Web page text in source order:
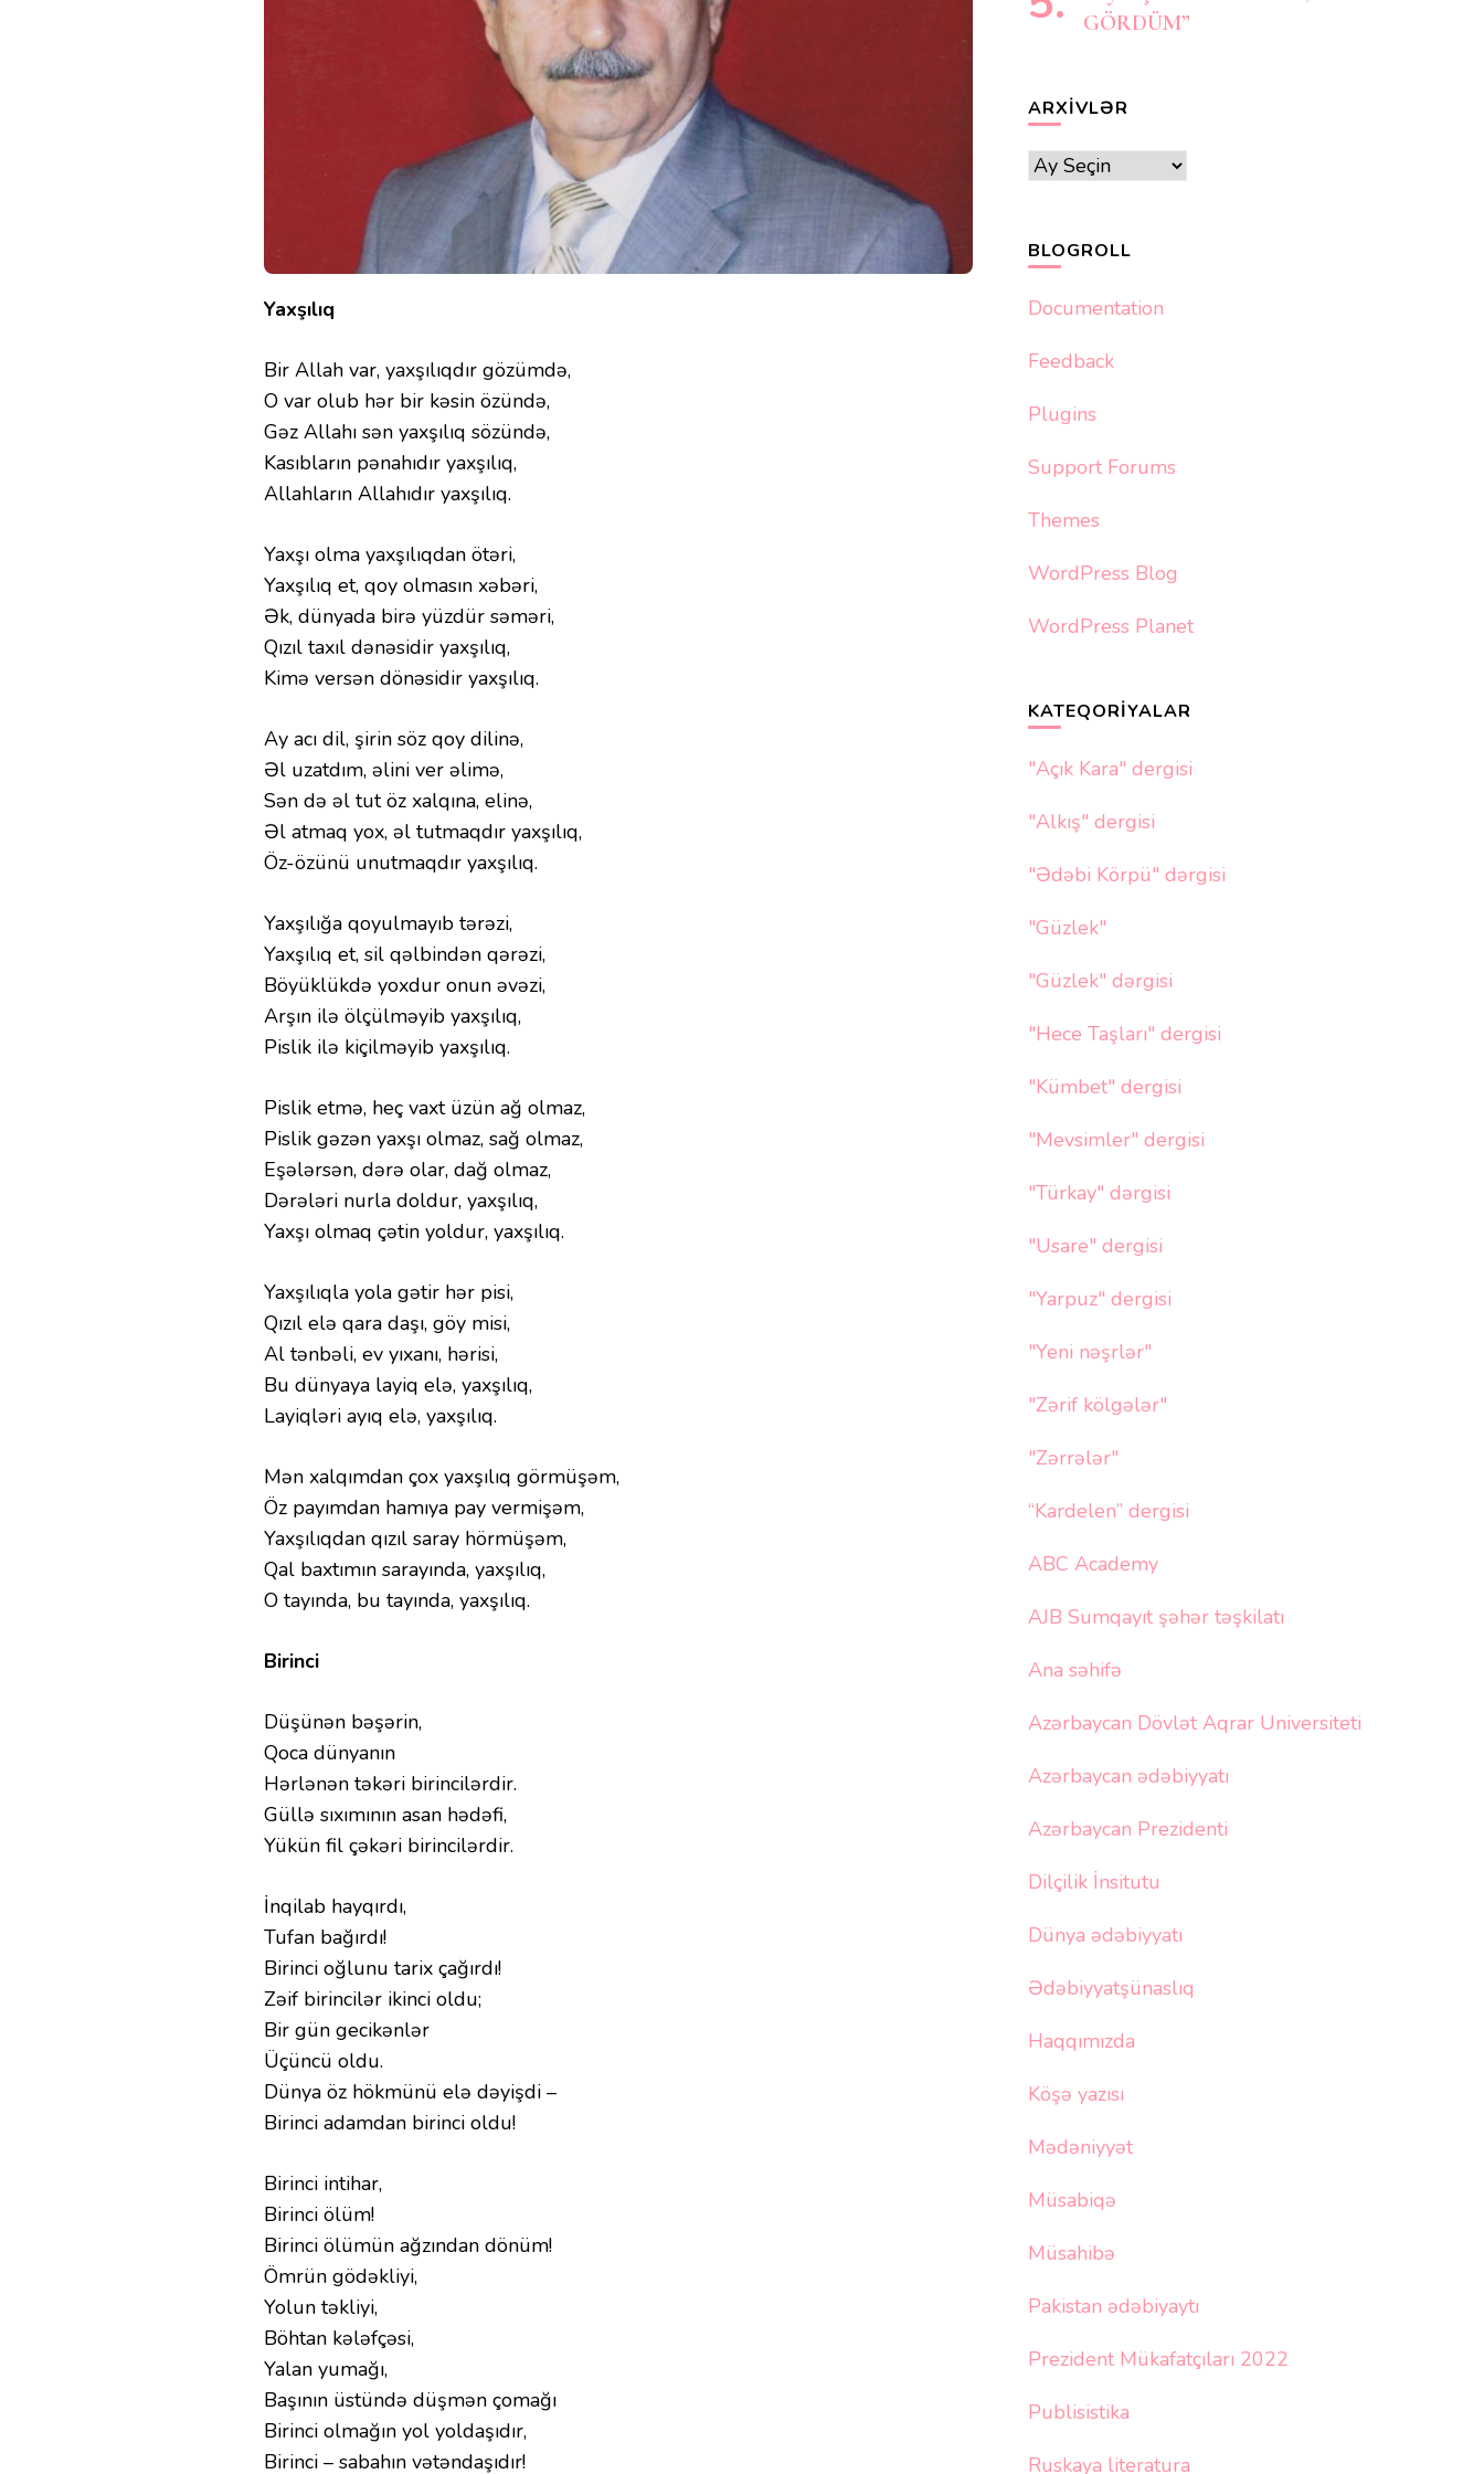
Yaxşılıq
Bir Allah var, yaxşılıqdır gözümdə,
O var olub hər bir kəsin özündə,
Gəz Allahı sən yaxşılıq sözündə,
Kasıbların pənahıdır yaxşılıq,
Allahların Allahıdır yaxşılıq.
Yaxşı olma yaxşılıqdan ötəri,
Yaxşılıq et, qoy olmasın xəbəri,
Ək, dünyada birə yüzdür səməri,
Qızıl taxıl dənəsidir yaxşılıq,
Kimə versən dönəsidir yaxşılıq.
Ay acı dil, şirin söz qoy dilinə,
Əl uzatdım, əlini ver əlimə,
Sən də əl tut öz xalqına, elinə,
Əl atmaq yox, əl tutmaqdır yaxşılıq,
Öz-özünü unutmaqdır yaxşılıq.
Yaxşılığa qoyulmayıb tərəzi,
Yaxşılıq et, sil qəlbindən qərəzi,
Böyüklükdə yoxdur onun əvəzi,
Arşın ilə ölçülməyib yaxşılıq,
Pislik ilə kiçilməyib yaxşılıq.
Pislik etmə, heç vaxt üzün ağ olmaz,
Pislik gəzən yaxşı olmaz, sağ olmaz,
Eşələrsən, dərə olar, dağ olmaz,
Dərələri nurla doldur, yaxşılıq,
Yaxşı olmaq çətin yoldur, yaxşılıq.
Yaxşılıqla yola gətir hər pisi,
Qızıl elə qara daşı, göy misi,
Al tənbəli, ev yıxanı, hərisi,
Bu dünyaya layiq elə, yaxşılıq,
Layiqləri ayıq elə, yaxşılıq.
Mən xalqımdan çox yaxşılıq görmüşəm,
Öz payımdan hamıya pay vermişəm,
Yaxşılıqdan qızıl saray hörmüşəm,
Qal baxtımın sarayında, yaxşılıq,
O tayında, bu tayında, yaxşılıq.
Birinci
Düşünən bəşərin,
Qoca dünyanın
Hərlənən təkəri birincilərdir.
Güllə sıxımının asan hədəfi,
Yükün fil çəkəri birincilərdir.
İnqilab hayqırdı,
Tufan bağırdı!
Birinci oğlunu tarix çağırdı!
Zəif birincilər ikinci oldu;
Bir gün gecikənlər
Üçüncü oldu.
Dünya öz hökmünü elə dəyişdi –
Birinci adamdan birinci oldu!
Birinci intihar,
Birinci ölüm!
Birinci ölümün ağzından dönüm!
Ömrün gödəkliyi,
Yolun təkliyi,
Böhtan kələfçəsi,
Yalan yumağı,
Başının üstündə düşmən çomağı
Birinci olmağın yol yoldaşıdır,
Birinci – sabahın vətəndaşıdır!
GÖRDÜM”
ARXIVLƏR
Arxivlər
BLOGROLL
Documentation
Feedback
Plugins
Support Forums
Themes
WordPress Blog
WordPress Planet
KATEQORIYALAR
"Açık Kara" dergisi
"Alkış" dergisi
"Ədəbi Körpü" dərgisi
"Güzlek"
"Güzlek" dərgisi
"Hece Taşları" dergisi
"Kümbet" dergisi
"Mevsimler" dergisi
"Türkay" dərgisi
"Usare" dergisi
"Yarpuz" dergisi
"Yeni nəşrlər"
"Zərif kölgələr"
"Zərrələr"
“Kardelen” dergisi
ABC Academy
AJB Sumqayıt şəhər təşkilatı
Ana səhifə
Azərbaycan Dövlət Aqrar Universiteti
Azərbaycan ədəbiyyatı
Azərbaycan Prezidenti
Dilçilik İnsitutu
Dünya ədəbiyyatı
Ədəbiyyatşünaslıq
Haqqımızda
Köşə yazısı
Mədəniyyət
Müsabiqə
Müsahibə
Pakistan ədəbiyaytı
Prezident Mükafatçıları 2022
Publisistika
Ruskaya literatura